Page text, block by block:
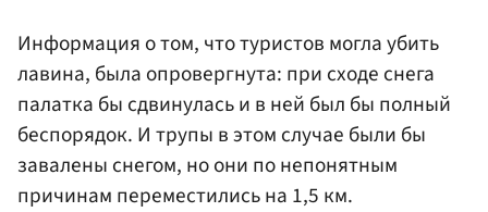
Информация о том, что туристов могла убить
лавина, была опровергнута: при сходе снега
палатка бы сдвинулась и в ней был бы полный
беспорядок. И трупы в этом случае были бы
завалены снегом, но они по непонятным
причинам переместились на 1,5 км.